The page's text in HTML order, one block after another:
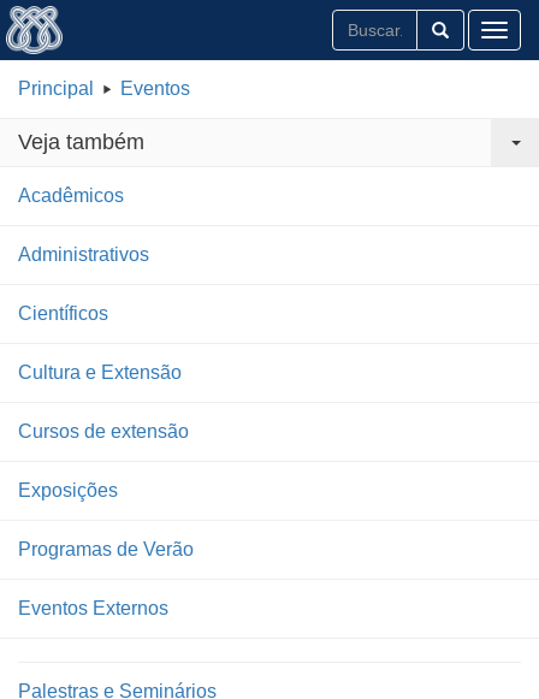
Principal Eventos
Veja também
Acadêmicos
Administrativos
Científicos
Cultura e Extensão
Cursos de extensão
Exposições
Programas de Verão
Eventos Externos
Palestras e Seminários